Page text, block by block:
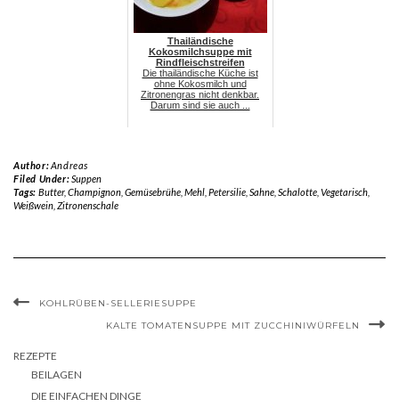
Thailändische
Kokosmilchsuppe mit
Rindfleischstreifen
Die thailändische Küche ist
ohne Kokosmilch und
Zitronengras nicht denkbar.
Darum sind sie auch ...
Author:Andreas
Filed Under:Suppen
Tags: Butter, Champignon, Gemüsebrühe, Mehl, Petersilie, Sahne, Schalotte, Vegetarisch,
Weißwein Zitronenschale
KOHLRÜBEN-SELLERIESUPPE
KALTE TOMATENSUPPE MIT ZUCCHINIWÜRFELN
REZEPTE
BEILAGEN
DIE EINFACHEN DINGE